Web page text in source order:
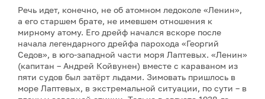
Речь идет, конечно, не об атомном ледоколе «Ленин»,
а его старшем брате, не имевшем отношения к
мирному атому. Его дрейф начался вскоре после
начала легендарного дрейфа парохода «Георгий
Седов», в юго-западной части моря Лаптевых. «Ленин»
(капитан – Андрей Койвунен) вместе с караваном из
пяти судов был затёрт льдами. Зимовать пришлось в
море Лаптевых, в экстремальной ситуации, по сути – в